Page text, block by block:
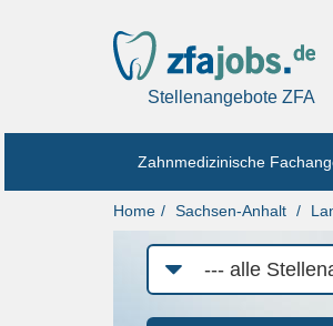
Stellenangebote ZFA
Zahnmedizinische
Home Sachsen-Anhalt
Job-
Kategorie